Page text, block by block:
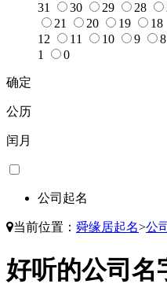
31
30 29 28
21
20 19 18
12
11 10 9 8
1
0
确定
公历
闰月
公司起名
当前位置： 舜缘居起名>公
好听的公司名